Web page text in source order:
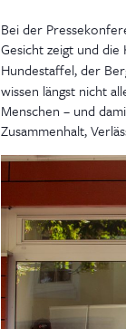
Bei der
Gesicht zeigt und die
Hundestaffel, der
wissen längst nicht
Menschen – und
Zusammenhalt,